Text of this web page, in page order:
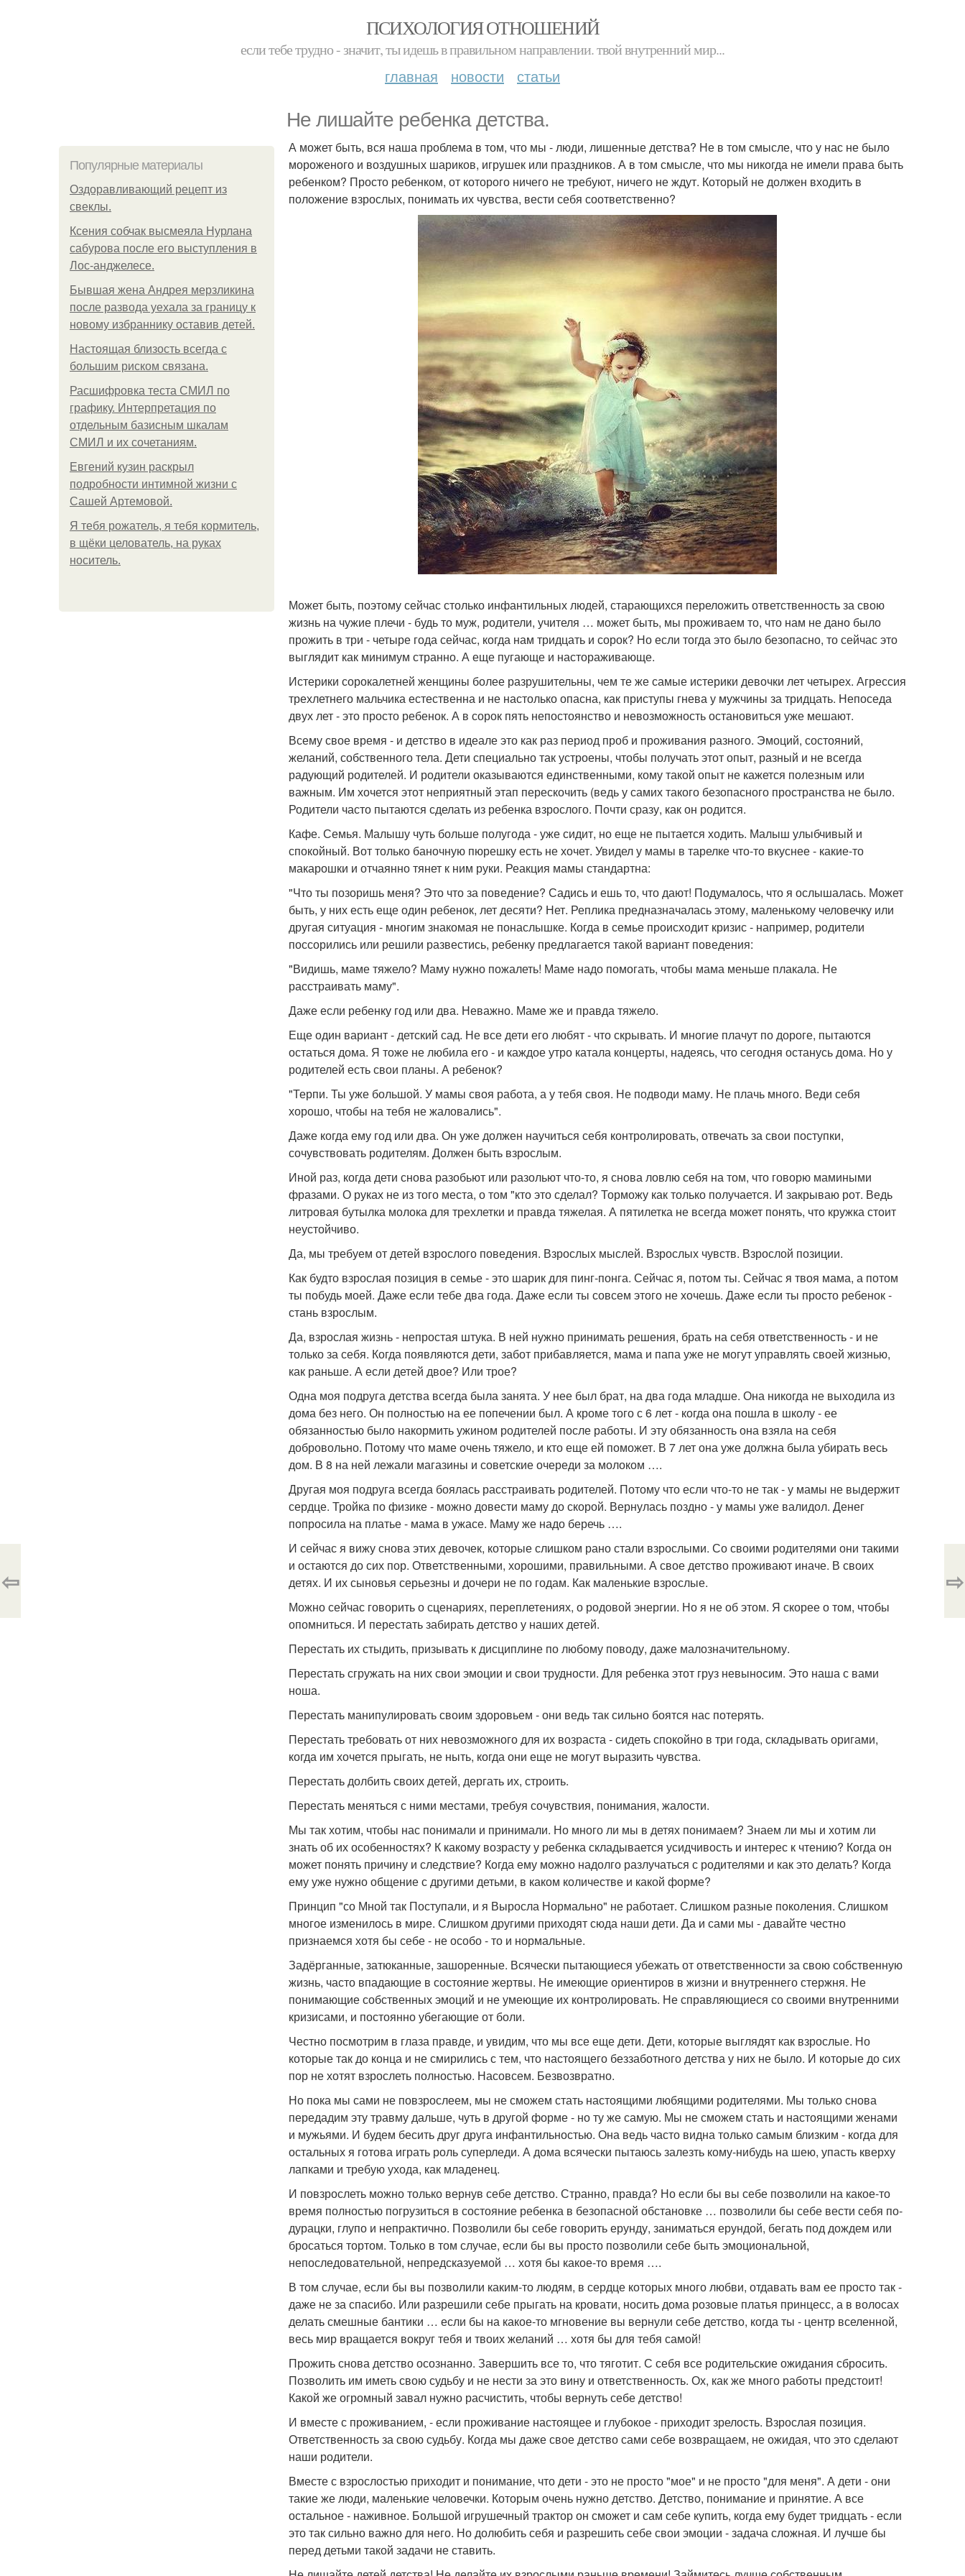
ПСИХОЛОГИЯ ОТНОШЕНИЙ
если тебе трудно - значит, ты идешь в правильном направлении. твой внутренний мир...
главная новости статьи
Не лишайте ребенка детства.
Популярные материалы
Оздоравливающий рецепт из
свеклы.
Ксения собчак высмеяла Нурлана
сабурова после его выступления в
Лос-анджелесе.
Бывшая жена Андрея мерзликина
после развода уехала за границу к
новому избраннику оставив детей.
Hacтоящая близость всегда с
большим риском связана.
Расшифровка теста СМИЛ по
графику. Интерпретация по
отдельным базисным шкалам
СМИЛ и их сочетаниям.
Евгений кузин раскрыл
подробности интимной жизни с
Сашей Артемовой.
Я тебя рожатель, я тебя кормитель,
в щёки целователь, на руках
носитель.
А может быть, вся наша проблема в том, что мы - люди, лишенные детства? Не в том смысле, что у нас не было
мороженого и воздушных шариков, игрушек или праздников. А в том смысле, что мы никогда не имели права быть
ребенком? Просто ребенком, от которого ничего не требуют, ничего не ждут. Который не должен входить в
положение взрослых, понимать их чувства, вести себя соответственно?
Может быть, поэтому сейчас столько инфантильных людей, старающихся переложить ответственность за свою
жизнь на чужие плечи - будь то муж, родители, учителя … может быть, мы проживаем то, что нам не дано было
прожить в три - четыре года сейчас, когда нам тридцать и сорок? Но если тогда это было безопасно, то сейчас это
выглядит как минимум странно. А еще пугающе и настораживающе.
Истерики сорокалетней женщины более разрушительны, чем те же самые истерики девочки лет четырех. Агрессия
трехлетнего мальчика естественна и не настолько опасна, как приступы гнева у мужчины за тридцать. Непоседа
двух лет - это просто ребенок. А в сорок пять непостоянство и невозможность остановиться уже мешают.
Всему свое время - и детство в идеале это как раз период проб и проживания разного. Эмоций, состояний,
желаний, собственного тела. Дети специально так устроены, чтобы получать этот опыт, разный и не всегда
радующий родителей. И родители оказываются единственными, кому такой опыт не кажется полезным или
важным. Им хочется этот неприятный этап перескочить (ведь у самих такого безопасного пространства не было.
Родители часто пытаются сделать из ребенка взрослого. Почти сразу, как он родится.
Кафе. Семья. Малышу чуть больше полугода - уже сидит, но еще не пытается ходить. Малыш улыбчивый и
спокойный. Вот только баночную пюрешку есть не хочет. Увидел у мамы в тарелке что-то вкуснее - какие-то
макарошки и отчаянно тянет к ним руки. Реакция мамы стандартна:
"Что ты позоришь меня? Это что за поведение? Садись и ешь то, что дают! Подумалось, что я ослышалась. Может
быть, у них есть еще один ребенок, лет десяти? Нет. Реплика предназначалась этому, маленькому человечку или
другая ситуация - многим знакомая не понаслышке. Когда в семье происходит кризис - например, родители
поссорились или решили развестись, ребенку предлагается такой вариант поведения:
"Видишь, маме тяжело? Маму нужно пожалеть! Маме надо помогать, чтобы мама меньше плакала. Не
расстраивать маму".
Даже если ребенку год или два. Неважно. Маме же и правда тяжело.
Еще один вариант - детский сад. Не все дети его любят - что скрывать. И многие плачут по дороге, пытаются
остаться дома. Я тоже не любила его - и каждое утро катала концерты, надеясь, что сегодня останусь дома. Но у
родителей есть свои планы. А ребенок?
"Терпи. Ты уже большой. У мамы своя работа, а у тебя своя. Не подводи маму. Не плачь много. Веди себя
хорошо, чтобы на тебя не жаловались".
Даже когда ему год или два. Он уже должен научиться себя контролировать, отвечать за свои поступки,
сочувствовать родителям. Должен быть взрослым.
Иной раз, когда дети снова разобьют или разольют что-то, я снова ловлю себя на том, что говорю мамиными
фразами. О руках не из того места, о том "кто это сделал? Торможу как только получается. И закрываю рот. Ведь
литровая бутылка молока для трехлетки и правда тяжелая. А пятилетка не всегда может понять, что кружка стоит
неустойчиво.
Да, мы требуем от детей взрослого поведения. Взрослых мыслей. Взрослых чувств. Взрослой позиции.
Как будто взрослая позиция в семье - это шарик для пинг-понга. Сейчас я, потом ты. Сейчас я твоя мама, а потом
ты побудь моей. Даже если тебе два года. Даже если ты совсем этого не хочешь. Даже если ты просто ребенок -
стань взрослым.
Да, взрослая жизнь - непростая штука. В ней нужно принимать решения, брать на себя ответственность - и не
только за себя. Когда появляются дети, забот прибавляется, мама и папа уже не могут управлять своей жизнью,
как раньше. А если детей двое? Или трое?
Одна моя подруга детства всегда была занята. У нее был брат, на два года младше. Она никогда не выходила из
дома без него. Он полностью на ее попечении был. А кроме того с 6 лет - когда она пошла в школу - ее
обязанностью было накормить ужином родителей после работы. И эту обязанность она взяла на себя
добровольно. Потому что маме очень тяжело, и кто еще ей поможет. В 7 лет она уже должна была убирать весь
дом. В 8 на ней лежали магазины и советские очереди за молоком ….
Другая моя подруга всегда боялась расстраивать родителей. Потому что если что-то не так - у мамы не выдержит
сердце. Тройка по физике - можно довести маму до скорой. Вернулась поздно - у мамы уже валидол. Денег
попросила на платье - мама в ужасе. Маму же надо беречь ….
И сейчас я вижу снова этих девочек, которые слишком рано стали взрослыми. Со своими родителями они такими
и остаются до сих пор. Ответственными, хорошими, правильными. А свое детство проживают иначе. В своих
детях. И их сыновья серьезны и дочери не по годам. Как маленькие взрослые.
Можно сейчас говорить о сценариях, переплетениях, о родовой энергии. Но я не об этом. Я скорее о том, чтобы
опомниться. И перестать забирать детство у наших детей.
Перестать их стыдить, призывать к дисциплине по любому поводу, даже малозначительному.
Перестать сгружать на них свои эмоции и свои трудности. Для ребенка этот груз невыносим. Это наша с вами
ноша.
Перестать манипулировать своим здоровьем - они ведь так сильно боятся нас потерять.
Перестать требовать от них невозможного для их возраста - сидеть спокойно в три года, складывать оригами,
когда им хочется прыгать, не ныть, когда они еще не могут выразить чувства.
Перестать долбить своих детей, дергать их, строить.
Перестать меняться с ними местами, требуя сочувствия, понимания, жалости.
Мы так хотим, чтобы нас понимали и принимали. Но много ли мы в детях понимаем? Знаем ли мы и хотим ли
знать об их особенностях? К какому возрасту у ребенка складывается усидчивость и интерес к чтению? Когда он
может понять причину и следствие? Когда ему можно надолго разлучаться с родителями и как это делать? Когда
ему уже нужно общение с другими детьми, в каком количестве и какой форме?
Принцип "со Мной так Поступали, и я Выросла Нормально" не работает. Слишком разные поколения. Слишком
многое изменилось в мире. Слишком другими приходят сюда наши дети. Да и сами мы - давайте честно
признаемся хотя бы себе - не особо - то и нормальные.
Задёрганные, затюканные, зашоренные. Всячески пытающиеся убежать от ответственности за свою собственную
жизнь, часто впадающие в состояние жертвы. Не имеющие ориентиров в жизни и внутреннего стержня. Не
понимающие собственных эмоций и не умеющие их контролировать. Не справляющиеся со своими внутренними
кризисами, и постоянно убегающие от боли.
Честно посмотрим в глаза правде, и увидим, что мы все еще дети. Дети, которые выглядят как взрослые. Но
которые так до конца и не смирились с тем, что настоящего беззаботного детства у них не было. И которые до сих
пор не хотят взрослеть полностью. Насовсем. Безвозвратно.
Но пока мы сами не повзрослеем, мы не сможем стать настоящими любящими родителями. Мы только снова
передадим эту травму дальше, чуть в другой форме - но ту же самую. Мы не сможем стать и настоящими женами
и мужьями. И будем бесить друг друга инфантильностью. Она ведь часто видна только самым близким - когда для
остальных я готова играть роль суперледи. А дома всячески пытаюсь залезть кому-нибудь на шею, упасть кверху
лапками и требую ухода, как младенец.
И повзрослеть можно только вернув себе детство. Странно, правда? Но если бы вы себе позволили на какое-то
время полностью погрузиться в состояние ребенка в безопасной обстановке … позволили бы себе вести себя по-
дурацки, глупо и непрактично. Позволили бы себе говорить ерунду, заниматься ерундой, бегать под дождем или
бросаться тортом. Только в том случае, если бы вы просто позволили себе быть эмоциональной,
непоследовательной, непредсказуемой … хотя бы какое-то время ….
В том случае, если бы вы позволили каким-то людям, в сердце которых много любви, отдавать вам ее просто так -
даже не за спасибо. Или разрешили себе прыгать на кровати, носить дома розовые платья принцесс, а в волосах
делать смешные бантики … если бы на какое-то мгновение вы вернули себе детство, когда ты - центр вселенной,
весь мир вращается вокруг тебя и твоих желаний … хотя бы для тебя самой!
Прожить снова детство осознанно. Завершить все то, что тяготит. С себя все родительские ожидания сбросить.
Позволить им иметь свою судьбу и не нести за это вину и ответственность. Ох, как же много работы предстоит!
Какой же огромный завал нужно расчистить, чтобы вернуть себе детство!
И вместе с проживанием, - если проживание настоящее и глубокое - приходит зрелость. Взрослая позиция.
Ответственность за свою судьбу. Когда мы даже свое детство сами себе возвращаем, не ожидая, что это сделают
наши родители.
Вместе с взрослостью приходит и понимание, что дети - это не просто "мое" и не просто "для меня". А дети - они
такие же люди, маленькие человечки. Которым очень нужно детство. Детство, понимание и принятие. А все
остальное - наживное. Большой игрушечный трактор он сможет и сам себе купить, когда ему будет тридцать - если
это так сильно важно для него. Но долюбить себя и разрешить себе свои эмоции - задача сложная. И лучше бы
перед детьми такой задачи не ставить.
⇦ ⇨